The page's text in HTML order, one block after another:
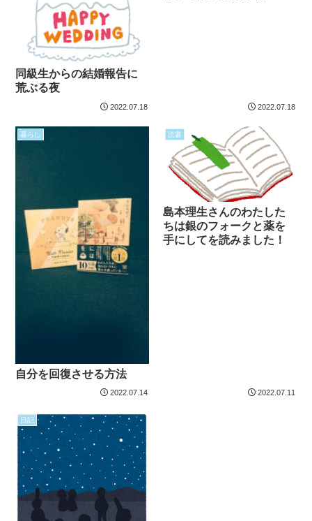
同級生からの結婚報告に
荒ぶる夜
2022.07.18 2022.07.18
暮らし
自分を回復させる方法
2022.07.14
読書
島本理生さんのわたした
ちは銀のフォークと薬を
手にしてを読みました！
2022.07.11
日記